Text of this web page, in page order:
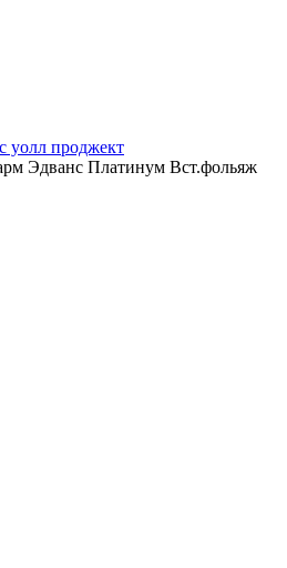
уолл проджект
Эдванс Платинум Вст.фольяж